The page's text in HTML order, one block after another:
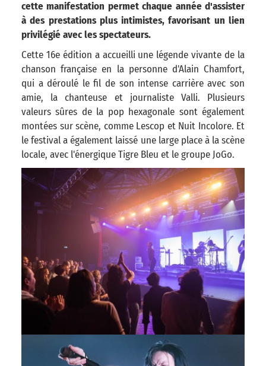
cette manifestation permet chaque année d'assister
à des prestations plus intimistes, favorisant un lien
privilégié avec les spectateurs.
Cette 16e édition a accueilli une légende vivante de la
chanson française en la personne d'Alain Chamfort,
qui a déroulé le fil de son intense carrière avec son
amie, la chanteuse et journaliste Valli. Plusieurs
valeurs sûres de la pop hexagonale sont également
montées sur scène, comme Lescop et Nuit Incolore. Et
le festival a également laissé une large place à la scène
locale, avec l'énergique Tigre Bleu et le groupe JoGo.